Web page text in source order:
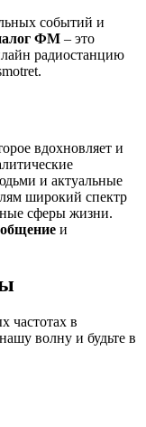
событий и
ФМ – это
радиостанцию
вдохновляет и
и актуальные
широкий спектр
сферы жизни.
общение и
частотах в
волну и будьте в